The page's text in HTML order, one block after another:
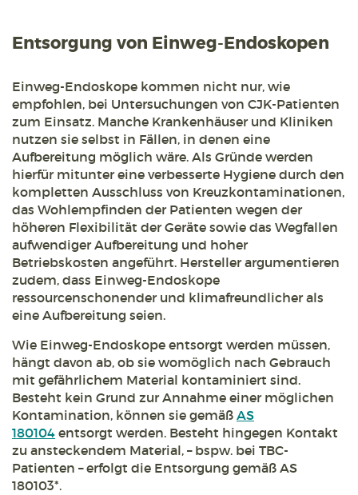
Entsorgung von Einweg-Endoskopen
Einweg-Endoskope kommen nicht nur, wie
empfohlen, bei Untersuchungen von CJK-Patienten
zum Einsatz. Manche Krankenhäuser und Kliniken
nutzen sie selbst in Fällen, in denen eine
Aufbereitung möglich wäre. Als Gründe werden
hierfür mitunter eine verbesserte Hygiene durch den
kompletten Ausschluss von Kreuzkontaminationen,
das Wohlempfinden der Patienten wegen der
höheren Flexibilität der Geräte sowie das Wegfallen
aufwendiger Aufbereitung und hoher
Betriebskosten angeführt. Hersteller argumentieren
zudem, dass Einweg-Endoskope
ressourcenschonender und klimafreundlicher als
eine Aufbereitung seien.
Wie Einweg-Endoskope entsorgt werden müssen,
hängt davon ab, ob sie womöglich nach Gebrauch
mit gefährlichem Material kontaminiert sind.
Besteht kein Grund zur Annahme einer möglichen
Kontamination, können sie gemäß AS
180104 entsorgt werden. Besteht hingegen Kontakt
zu ansteckendem Material, – bspw. bei TBC-
Patienten – erfolgt die Entsorgung gemäß AS
180103*.